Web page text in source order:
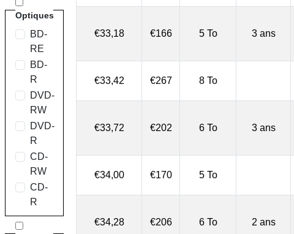
Optiques
BD-
RE
BD-
R
DVD-
RW
DVD-
R
CD-
RW
CD-
R
€33,18 €166 5 To 3 ans
€33,42 €267 8 To
€33,72 €202 6 To 3 ans
€34,00 €170 5 To
€34,28 €206 6 To 2 ans